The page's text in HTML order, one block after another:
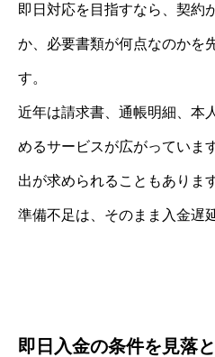
即日対応を目指すなら、契約
か、必要書類が何点なのかを
す。
近年は請求書、通帳明細、本
めるサービスが広がっていま
出が求められることもあります
準備不足は、そのまま入金遅
即日入金の条件を見落